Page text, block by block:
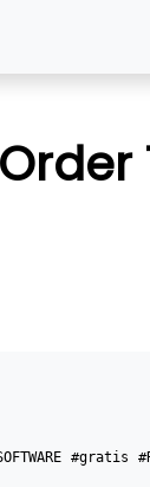
#gratis